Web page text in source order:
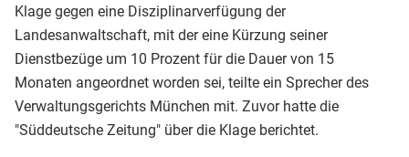
Klage gegen eine Disziplinarverfügung der
Landesanwaltschaft, mit der eine Kürzung seiner
Dienstbezüge um 10 Prozent für die Dauer von 15
Monaten angeordnet worden sei, teilte ein Sprecher des
Verwaltungsgerichts München mit. Zuvor hatte die
"Süddeutsche Zeitung" über die Klage berichtet.